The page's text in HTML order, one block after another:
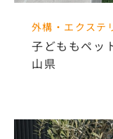
外構・エクステ
子どももペッ
山県